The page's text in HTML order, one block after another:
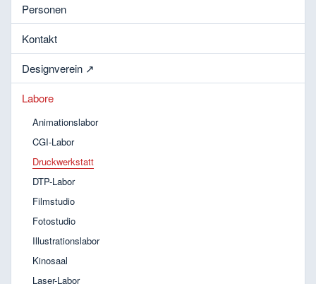
Personen
Kontakt
Designverein ↗︎
Labore
Animationslabor
CGI-Labor
Druckwerkstatt
DTP-Labor
Filmstudio
Fotostudio
Illustrationslabor
Kinosaal
Laser-Labor